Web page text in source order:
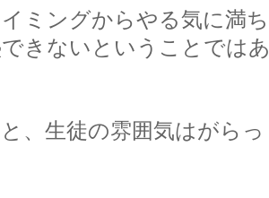
ミングからやる気に満ち
きないということではあ
、生徒の雰囲気はがらっ